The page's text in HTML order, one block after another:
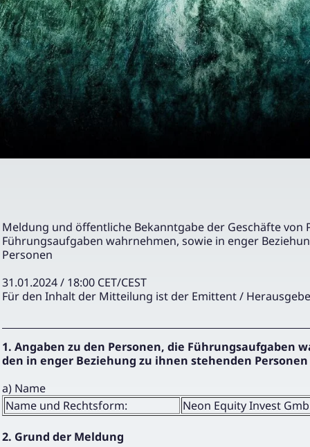
Meldung und öffentliche Bekanntgabe der Geschäfte von
Führungsaufgaben wahrnehmen, sowie in enger
Personen
31.01.2024 / 18:00 CET/CEST
Für den Inhalt der Mitteilung ist der Emittent /
1. Angaben zu den Personen, die Führungsaufgaben
den in enger Beziehung zu ihnen stehenden Personen
a) Name
Name und Rechtsform:
Neon Equity Invest
2. Grund der Meldung